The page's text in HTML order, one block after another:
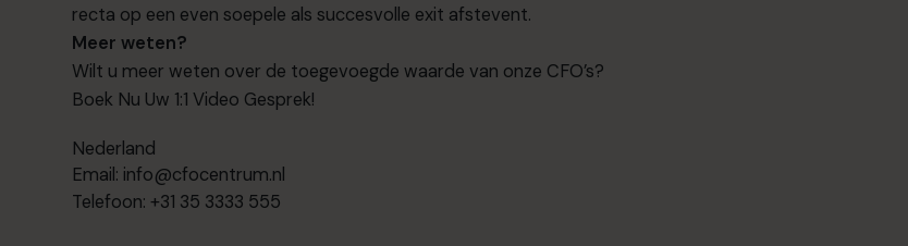
recta op een even soepele als succesvolle exit afstevent.
Meer weten?
Wilt u meer weten over de toegevoegde waarde van onze CFO’s?
Boek Nu Uw 1:1 Video Gesprek!
Nederland
Email: info@cfocentrum.nl
Telefoon: +31 35 3333 555